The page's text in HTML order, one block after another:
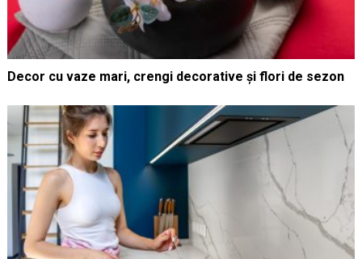
Decor cu vaze mari, crengi decorative și flori de sezon